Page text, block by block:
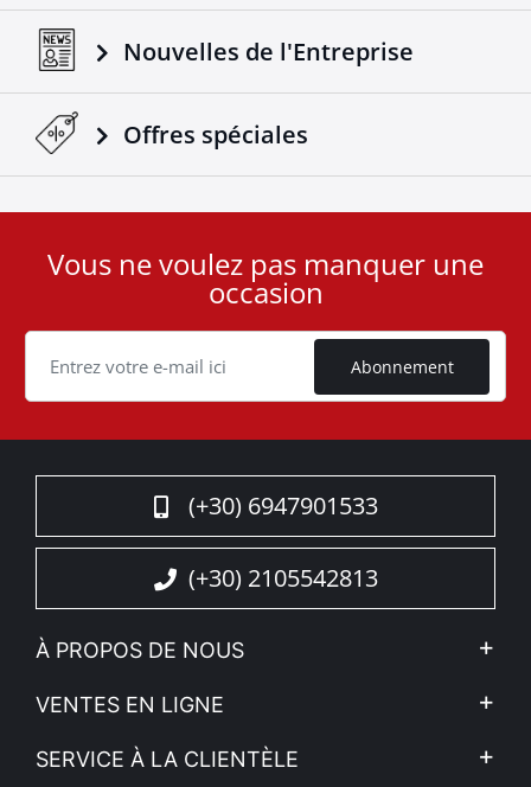
Nouvelles de l'Entreprise
Offres spéciales
User
Cookie
Vous ne voulez pas manquer une
occasion
Abonnement
(+30) 6947901533
(+30) 2105542813
À PROPOS DE NOUS
L'entreprise
Voir nos actualités
VENTES EN LIGNE
Mon compte
SERVICE À LA CLIENTÈLE